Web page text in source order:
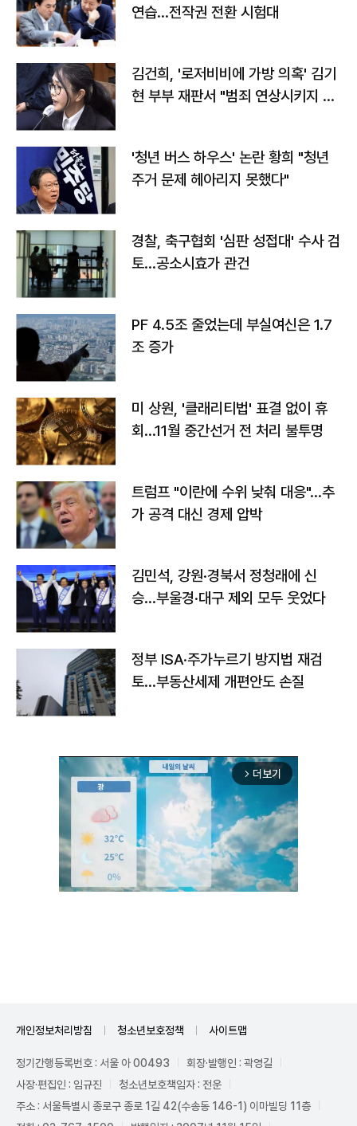
연습…전작권 전환 시험대
김건희, '로저비비에 가방 의혹' 김기
현 부부 재판서 "범죄 연상시키지 말
'청년 버스 하우스' 논란 황희 "청년
주거 문제 헤아리지 못했다"
경찰, 축구협회 '심판 성접대' 수사 검
토…공소시효가 관건
PF 4.5조 줄었는데 부실여신은 1.7
조 증가
미 상원, '클래리티법' 표결 없이 휴
회…11월 중간선거 전 처리 불투명
트럼프 "이란에 수위 낮춰 대응"…추
가 공격 대신 경제 압박
김민석, 강원·경북서 정청래에 신
승…부울경·대구 제외 모두 웃었다
정부 ISA·주가누르기 방지법 재검
토…부동산세제 개편안도 손질
arrow_forward_ios 더보기
개인정보처리방침 청소년보호정책 사이트맵
정기간행등록번호 : 서울 아 00493
회장·발행인 : 곽영길
사장·편집인 : 임규진
청소년보호책임자 : 전운
주소 : 서울특별시 종로구 종로 1길 42(수송동 146-1) 이마빌딩 11층